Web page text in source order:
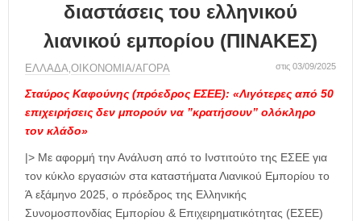
διαστάσεις του ελληνικού
λιανικού εμπορίου (ΠΙΝΑΚΕΣ)
ΕΛΛΑΔΑ,ΟΙΚΟΝΟΜΙΑ/ΑΓΟΡΑ στις 03/09/2025
Σταύρος Καφούνης (πρόεδρος ΕΣΕΕ): «Λιγότερες από 50
επιχειρήσεις δεν μπορούν να ”κρατήσουν” ολόκληρο
τον κλάδο»
|> Με αφορμή την Ανάλυση από το Ινστιτούτο της ΕΣΕΕ για
τον κύκλο εργασιών στα καταστήματα Λιανικού Εμπορίου το
Ά εξάμηνο 2025, ο πρόεδρος της Ελληνικής
Συνομοσπονδίας Εμπορίου & Επιχειρηματικότητας (ΕΣΕΕ)